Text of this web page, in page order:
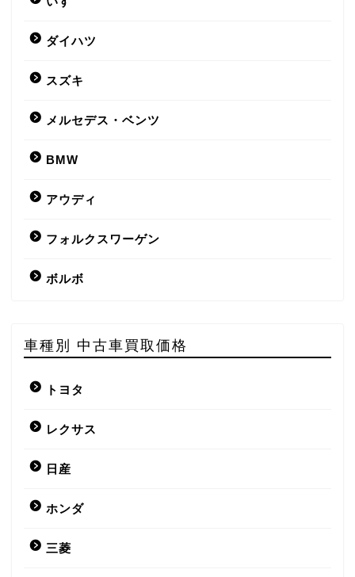
ダイハツ
スズキ
メルセデス・ベンツ
BMW
アウディ
フォルクスワーゲン
ボルボ
車種別 中古車買取価格
トヨタ
レクサス
日産
ホンダ
三菱